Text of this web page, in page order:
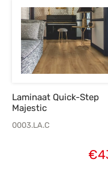
Laminaat Quick-Step
Majestic
0003.LA.C
€